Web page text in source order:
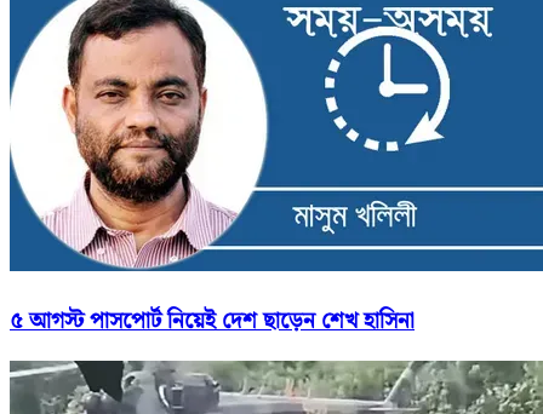
৫ আগস্ট পাসপোর্ট নিয়েই দেশ ছাড়েন শেখ হাসিনা